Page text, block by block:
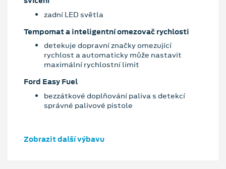
zadní LED světla
Tempomat a inteligentní omezovač rychlosti
detekuje dopravní značky omezující
rychlost a automaticky může nastavit
maximální rychlostní limit
Ford Easy Fuel
bezzátkové doplňování paliva s detekcí
správné palivové pistole
Zobrazit další výbavu